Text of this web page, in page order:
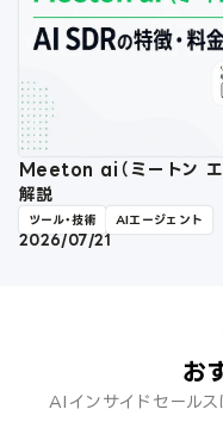
Meeton ai（ミートン エ
解説
ツール・技術 AIエージェント
2026/07/21
お
AIインサイドセールス